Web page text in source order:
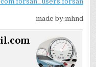
made by:mhnd